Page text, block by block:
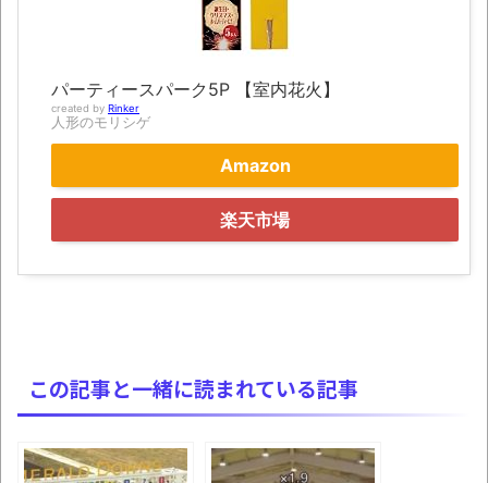
「天才か」いや変態です、宝鐘マリンの
ルアーを作ってタコを釣り上げた動画が葛飾北
斎も大喜びの構図過ぎておもろい件ほか、8月
08日の新着CGまとめ
8月26日にリメイク完結編「FF7リベレーシ
ョン」の新映像が公開！欧州gamescom 2026
レトロパソコンの雑誌掲載プログラムリス
トを打ち込んだゲームプレイ動画で当時が懐か
お前らの身体の悩み教えてくれ
「アメリカのヤンキーがアジア人にケンカ
を売った結果ｗｗｗ」 ほか
パーティースパーク5P 【室内花火】
created by Rinker
人形のモリシゲ
Amazon
楽天市場
この記事と一緒に読まれている記事